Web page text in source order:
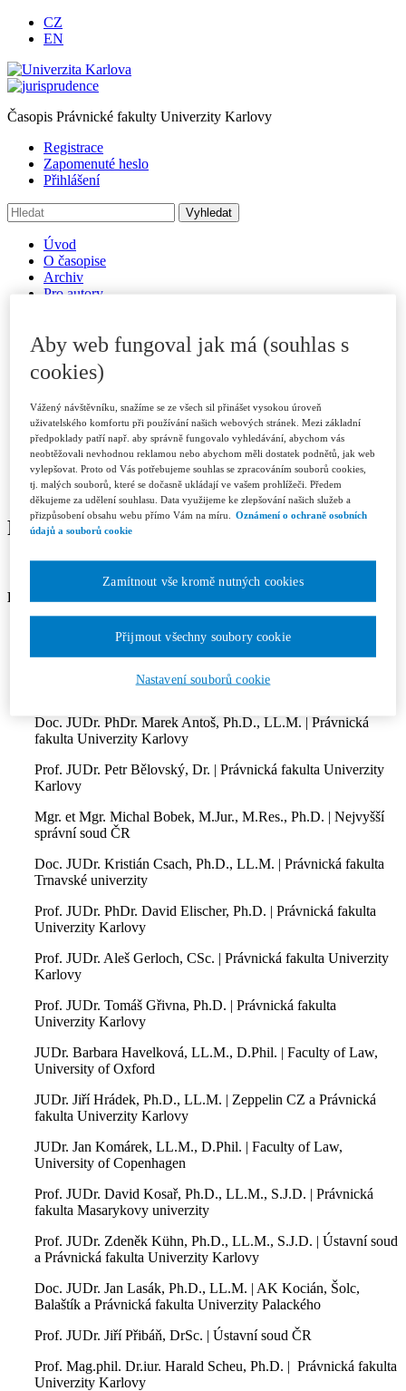
CZ
EN
Časopis Právnické fakulty Univerzity Karlovy
Registrace
Zapomenuté heslo
Přihlášení
Úvod
O časopise
Archiv
Pro autory
Přílohy a informace
Publikační kritéria
Rubriky
Recenzní řízení
Etický kodex
Licenční a honorářové podmínky
Redakce
Kontakty
Předplatné
Redakce
Redakční rada:
fakulta Univerzity Karlovy- šéfredaktorka
Mgr. Tomáš Doležil, LL.M. Eur., Ph.D | AK JŠK
Doc. JUDr. PhDr. Marek Antoš, Ph.D., LL.M. | Právnická
fakulta Univerzity Karlovy
Prof. JUDr. Petr Bělovský, Dr. | Právnická fakulta Univerzity
Karlovy
Mgr. et Mgr. Michal Bobek, M.Jur., M.Res., Ph.D. | Nejvyšší
správní soud ČR
Doc. JUDr. Kristián Csach, Ph.D., LL.M. | Právnická fakulta
Trnavské univerzity
Prof. JUDr. PhDr. David Elischer, Ph.D. | Právnická fakulta
Univerzity Karlovy
Prof. JUDr. Aleš Gerloch, CSc. | Právnická fakulta Univerzity
Karlovy
Prof. JUDr. Tomáš Gřivna, Ph.D. | Právnická fakulta
Univerzity Karlovy
JUDr. Barbara Havelková, LL.M., D.Phil. | Faculty of Law,
University of Oxford
JUDr. Jiří Hrádek, Ph.D., LL.M. | Zeppelin CZ a Právnická
fakulta Univerzity Karlovy
JUDr. Jan Komárek, LL.M., D.Phil. | Faculty of Law,
University of Copenhagen
Prof. JUDr. David Kosař, Ph.D., LL.M., S.J.D. | Právnická
fakulta Masarykovy univerzity
Prof. JUDr. Zdeněk Kühn, Ph.D., LL.M., S.J.D. | Ústavní soud
a Právnická fakulta Univerzity Karlovy
Doc. JUDr. Jan Lasák, Ph.D., LL.M. | AK Kocián, Šolc,
Balaštík a Právnická fakulta Univerzity Palackého
Prof. JUDr. Jiří Přibáň, DrSc. | Ústavní soud ČR
Prof. Mag.phil. Dr.iur. Harald Scheu, Ph.D. | Právnická fakulta
Univerzity Karlovy
Aby web fungoval jak má (souhlas s
cookies)
Vážený návštěvníku, snažíme se ze všech sil přinášet vysokou úroveň
uživatelského komfortu při používání našich webových stránek. Mezi základní
předpoklady patří např. aby správně fungovalo vyhledávání, abychom vás
neobtěžovali nevhodnou reklamou nebo abychom měli dostatek podnětů, jak web
vylepšovat. Proto od Vás potřebujeme souhlas se zpracováním souborů cookies,
tj. malých souborů, které se dočasně ukládají ve vašem prohlížeči. Předem
děkujeme za udělení souhlasu. Data využijeme ke zlepšování našich služeb a
přizpůsobení obsahu webu přímo Vám na míru.
Oznámení o ochraně osobních
údajů a souborů cookie
Nastavení souborů cookie
Zamítnout vše kromě nutných cookies
Přijmout všechny soubory cookie